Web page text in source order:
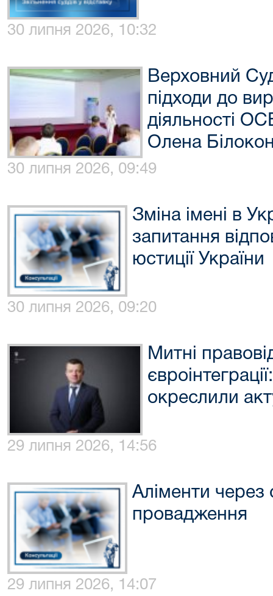
30 липня 2026, 10:32
Верховний
підходи до
діяльності
Олена
30 липня 2026, 09:49
Зміна імені в
запитання
юстиції України
30 липня 2026, 09:20
Митні
окреслили
29 липня 2026, 14:56
Аліменти через
провадження
29 липня 2026, 14:07